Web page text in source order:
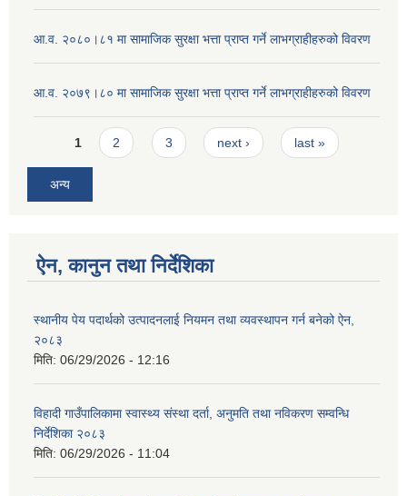
आ.व. २०८०।८१ मा सामाजिक सुरक्षा भत्ता प्राप्त गर्ने लाभग्राहीहरुको विवरण
आ.व. २०७९।८० मा सामाजिक सुरक्षा भत्ता प्राप्त गर्ने लाभग्राहीहरुको विवरण
Pages
1 2 3 next › last »
अन्य
ऐन, कानुन तथा निर्देशिका
स्थानीय पेय पदार्थको उत्पादनलाई नियमन तथा व्यवस्थापन गर्न बनेको ऐन,
२०८३
मिति: 06/29/2026 - 12:16
विहादी गाउँपालिकामा स्वास्थ्य संस्था दर्ता, अनुमति तथा नविकरण सम्वन्धि
निर्देशिका २०८३
मिति: 06/29/2026 - 11:04